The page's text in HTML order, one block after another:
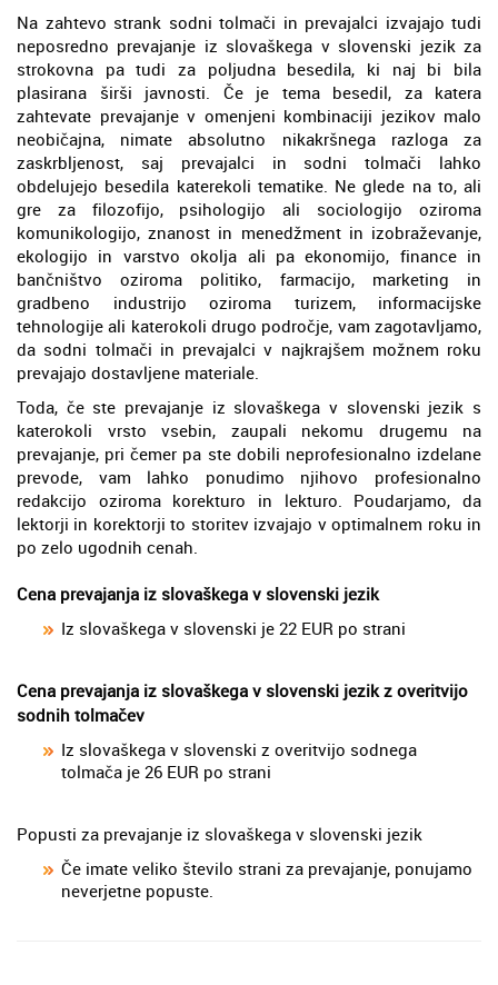
Na zahtevo strank sodni tolmači in prevajalci izvajajo tudi
neposredno prevajanje iz slovaškega v slovenski jezik za
strokovna pa tudi za poljudna besedila, ki naj bi bila
plasirana širši javnosti. Če je tema besedil, za katera
zahtevate prevajanje v omenjeni kombinaciji jezikov malo
neobičajna, nimate absolutno nikakršnega razloga za
zaskrbljenost, saj prevajalci in sodni tolmači lahko
obdelujejo besedila katerekoli tematike. Ne glede na to, ali
gre za filozofijo, psihologijo ali sociologijo oziroma
komunikologijo, znanost in menedžment in izobraževanje,
ekologijo in varstvo okolja ali pa ekonomijo, finance in
bančništvo oziroma politiko, farmacijo, marketing in
gradbeno industrijo oziroma turizem, informacijske
tehnologije ali katerokoli drugo področje, vam zagotavljamo,
da sodni tolmači in prevajalci v najkrajšem možnem roku
prevajajo dostavljene materiale.
Toda, če ste prevajanje iz slovaškega v slovenski jezik s
katerokoli vrsto vsebin, zaupali nekomu drugemu na
prevajanje, pri čemer pa ste dobili neprofesionalno izdelane
prevode, vam lahko ponudimo njihovo profesionalno
redakcijo oziroma korekturo in lekturo. Poudarjamo, da
lektorji in korektorji to storitev izvajajo v optimalnem roku in
po zelo ugodnih cenah.
Cena prevajanja iz slovaškega v slovenski jezik
Iz slovaškega v slovenski je 22 EUR po strani
Cena prevajanja iz slovaškega v slovenski jezik z overitvijo
sodnih tolmačev
Iz slovaškega v slovenski z overitvijo sodnega
tolmača je 26 EUR po strani
Popusti za prevajanje iz slovaškega v slovenski jezik
Če imate veliko število strani za prevajanje, ponujamo
neverjetne popuste.